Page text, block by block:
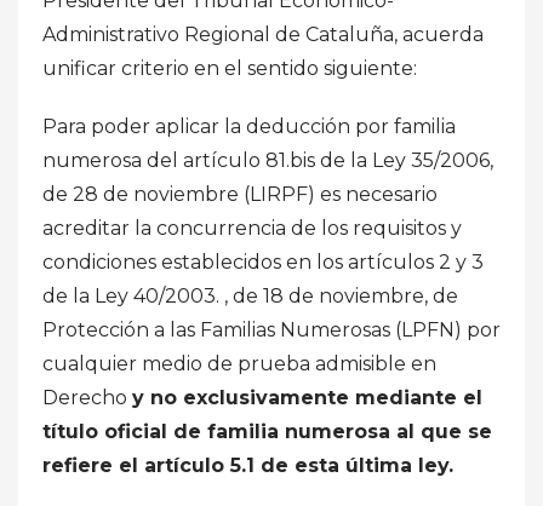
Administrativo Regional de Cataluña, acuerda
unificar criterio en el sentido siguiente:
Para poder aplicar la deducción por familia
numerosa del artículo 81.bis de la Ley 35/2006,
de 28 de noviembre (LIRPF) es necesario
acreditar la concurrencia de los requisitos y
condiciones establecidos en los artículos 2 y 3
de la Ley 40/2003. , de 18 de noviembre, de
Protección a las Familias Numerosas (LPFN) por
cualquier medio de prueba admisible en
Derecho y no exclusivamente mediante el
título oficial de familia numerosa al que se
refiere el artículo 5.1 de esta última ley.